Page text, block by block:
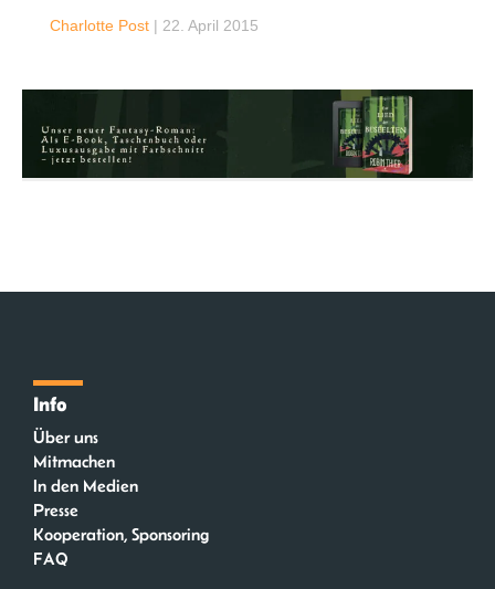
Charlotte Post | 22. April 2015
Info
Über uns
Mitmachen
In den Medien
Presse
Kooperation, Sponsoring
FAQ